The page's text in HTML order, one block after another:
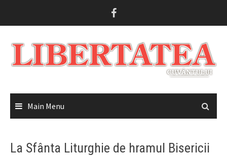
Main Menu
La Sfânta Liturghie de hramul Bisericii